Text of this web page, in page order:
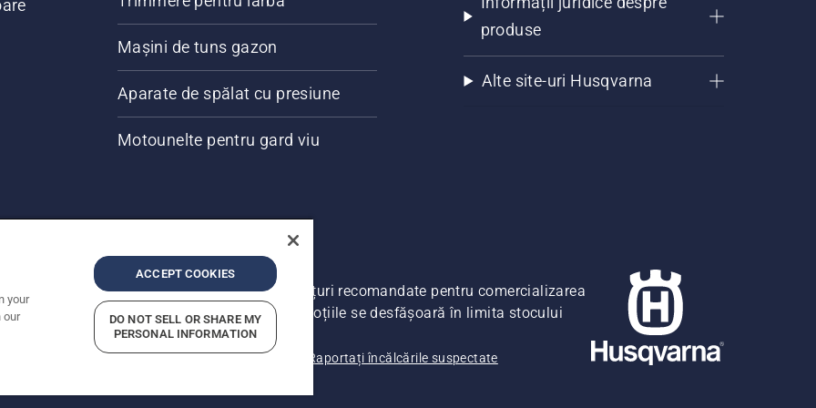
Mașini de tuns gazon
Aparate de spălat cu presiune
Motounelte pentru gard viu
produse
Alte site-uri Husqvarna
Prețurile prezentate includ TVA și sunt prețuri recomandate pentru comercializarea
face modificări în structura de prețuri. Promoțiile se desfășoară în limita stocului
Notificare privind confidențialitatea Date companie Raportați încălcările suspectate
your
our
ACCEPT COOKIES
DO NOT SELL OR SHARE MY
PERSONAL INFORMATION